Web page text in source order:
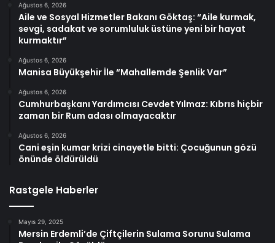
Ağustos 6, 2026
Aile ve Sosyal Hizmetler Bakanı Göktaş: “Aile kurmak,
sevgi, sadakat ve sorumluluk üstüne yeni bir hayat
kurmaktır”
Ağustos 6, 2026
Manisa Büyükşehir İle “Mahallemde Şenlik Var”
Ağustos 6, 2026
Cumhurbaşkanı Yardımcısı Cevdet Yılmaz: Kıbrıs hiçbir
zaman bir Rum adası olmayacaktır
Ağustos 6, 2026
Cani eşin kumar krizi cinayetle bitti: Çocuğunun gözü
önünde öldürüldü
Rastgele Haberler
Mayıs 29, 2025
Mersin Erdemli’de Çiftçilerin Sulama Sorunu Sulama